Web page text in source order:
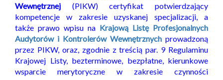
Wewnętrznej (PIKW) certyfikat potwierdzający
kompetencje w zakresie uzyskanej specjalizacji, a
także prawo wpisu na Krajową Listę Profesjonalnych
Audytorów i Kontrolerów Wewnętrznych prowadzoną
przez PIKW, oraz, zgodnie z treścią par. 9 Regulaminu
Krajowej Listy, bezterminowe, bezpłatne, kierunkowe
wsparcie merytoryczne w zakresie czynności